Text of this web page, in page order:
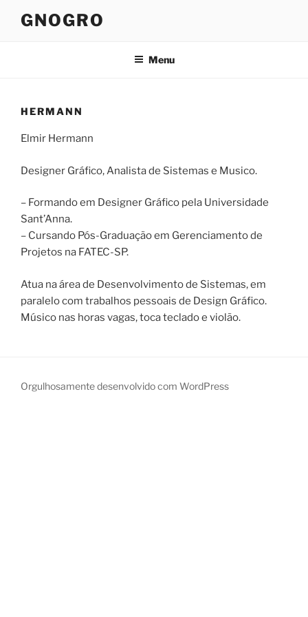
GNOGRO
Menu
HERMANN
Elmir Hermann
Designer Gráfico, Analista de Sistemas e Musico.
– Formando em Designer Gráfico pela Universidade
Sant’Anna.
– Cursando Pós-Graduação em Gerenciamento de
Projetos na FATEC-SP.
Atua na área de Desenvolvimento de Sistemas, em
paralelo com trabalhos pessoais de Design Gráfico.
Músico nas horas vagas, toca teclado e violão.
Orgulhosamente desenvolvido com WordPress